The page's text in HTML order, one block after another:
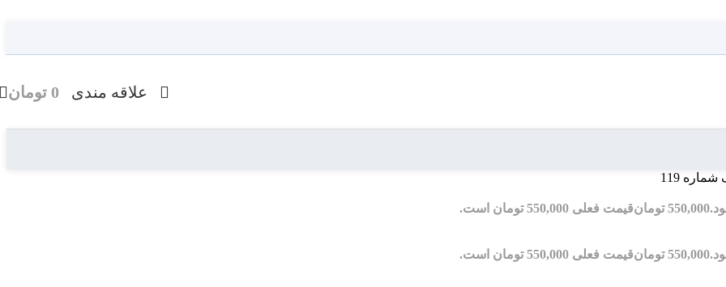
علاقه مندی 0 تومان
119
550,000 تومانقیمت فعلی 550,000 تومان است.
550,000 تومانقیمت فعلی 550,000 تومان است.